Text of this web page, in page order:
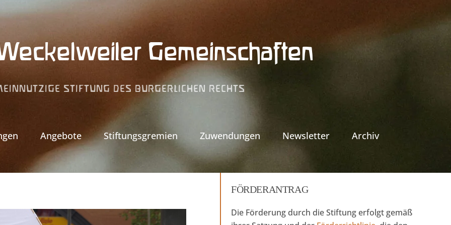
Gemeinschaften
STIFTUNG DES BÜRGERLICHEN RECHTS
Angebote Stiftungsgremien Zuwendungen Newsletter Archiv
FÖRDERANTRAG
Die Förderung durch die Stiftung erfolgt gemäß